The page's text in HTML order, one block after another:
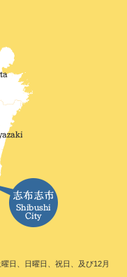
日、日曜日、祝日、及び12月